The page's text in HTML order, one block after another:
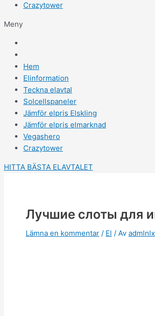
Crazytower
Meny
Hem
Elinformation
Teckna elavtal
Solcellspaneler
Jämför elpris Elskling
Jämför elpris elmarknad
Vegashero
Crazytower
HITTA BÄSTA ELAVTALET
Лучшие слоты для
Lämna en kommentar / El / Av admlnlx